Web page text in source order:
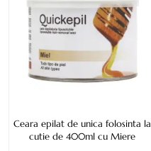
Ceara epilat de unica folosinta la
cutie de 400ml cu Miere